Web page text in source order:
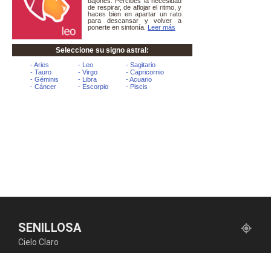
SENILLOSA
Cielo Claro